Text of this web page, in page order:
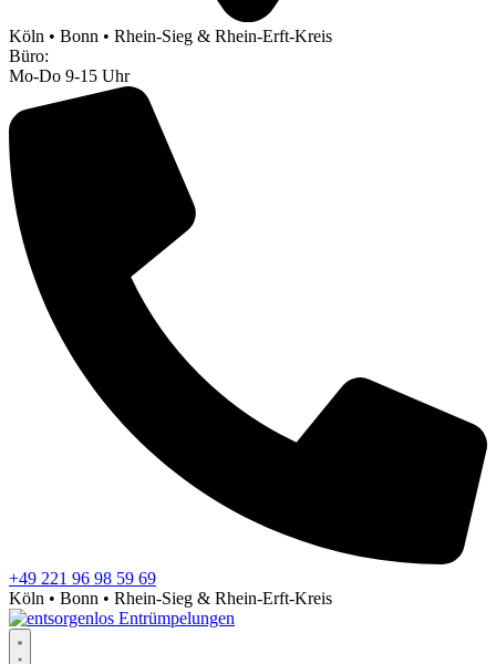
Köln • Bonn • Rhein-Sieg & Rhein-Erft-Kreis
Büro:
Mo-Do 9-15 Uhr
+49 221 96 98 59 69
Köln • Bonn • Rhein-Sieg & Rhein-Erft-Kreis